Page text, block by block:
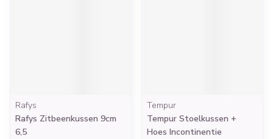
Rafys
Rafys Zitbeenkussen 9cm
6,5
Tempur
Tempur Stoelkussen +
Hoes Incontinentie